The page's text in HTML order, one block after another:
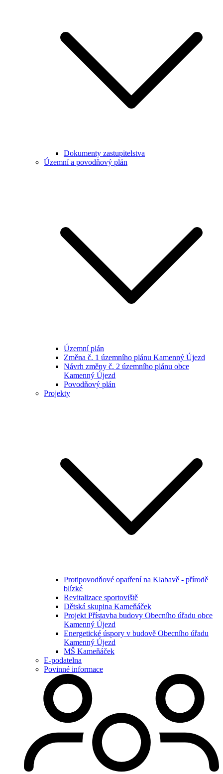
Dokumenty zastupitelstva
Územní a povodňový plán
Územní plán
Změna č. 1 územního plánu Kamenný Újezd
Návrh změny č. 2 územního plánu obce
Kamenný Újezd
Povodňový plán
Projekty
Protipovodňové opatření na Klabavě - přírodě
blízké
Revitalizace sportoviště
Dětská skupina Kameňáček
Projekt Přístavba budovy Obecního úřadu obce
Kamenný Újezd
Energetické úspory v budově Obecního úřadu
Kamenný Újezd
MŠ Kameňáček
E-podatelna
Povinné informace